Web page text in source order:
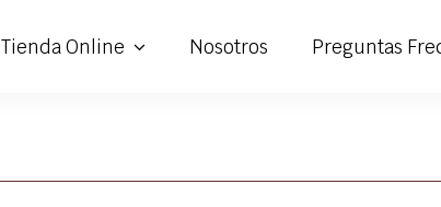
Tienda Online Nosotros Preguntas